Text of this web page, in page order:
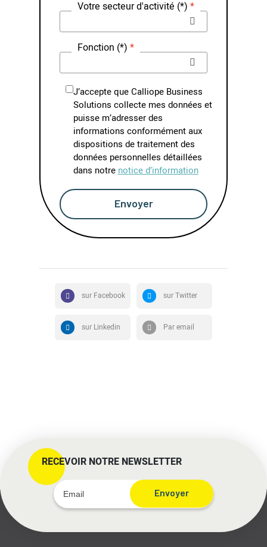
Votre secteur d'activité (*)
Fonction (*)
J’accepte que Calliope Business
Solutions collecte mes données et
puisse m’adresser des
informations conformément aux
dispositions de traitement des
données personnelles détaillées
dans notre notice d’information
Envoyer
sur Facebook sur Twitter
sur Linkedin Par email
RECEVOIR NOTRE NEWSLETTER
Envoyer